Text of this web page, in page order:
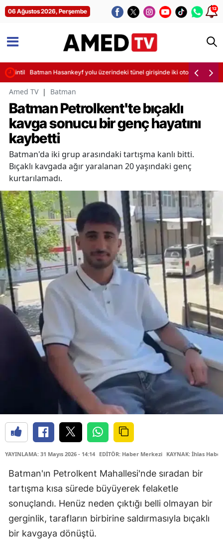
06 Ağustos 2026, Perşembe 12
başladı
Batman Hasankeyf yolu üzerindeki tünel girişinde iki otomobil çarpıştı
Amed TV | Batman
Batman Petrolkent'te bıçaklı
kavga sonucu bir genç hayatını
kaybetti
Batman'da iki grup arasındaki tartışma kanlı bitti.
Bıçaklı kavgada ağır yaralanan 20 yaşındaki genç
kurtarılamadı.
YAYINLAMA: 31 Mayıs 2026 - 14:14 EDİTÖR: Haber Merkezi KAYNAK: İhlas
Batman'ın Petrolkent Mahallesi'nde sıradan bir
tartışma kısa sürede büyüyerek felaketle
sonuçlandı. Henüz neden çıktığı belli olmayan bir
gerginlik, tarafların birbirine saldırmasıyla bıçaklı
bir kavgaya dönüştü.